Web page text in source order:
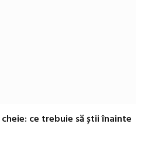
ce trebuie să știi înainte